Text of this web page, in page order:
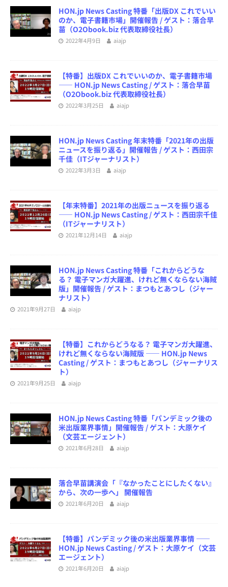
HON.jp News Casting 特番「出版DX これでいい
のか、電子書籍市場」開催報告 / ゲスト：落合早
苗（O2Obook.biz 代表取締役社長）
2022年4月9日 aiajp
【特番】出版DX これでいいのか、電子書籍市場
―― HON.jp News Casting / ゲスト：落合早苗
（O2Obook.biz 代表取締役社長）
2022年3月25日 aiajp
HON.jp News Casting 年末特番「2021年の出版
ニュースを振り返る」開催報告 / ゲスト：西田宗
千佳（ITジャーナリスト）
2022年3月3日 aiajp
【年末特番】2021年の出版ニュースを振り返る
―― HON.jp News Casting / ゲスト：西田宗千佳
（ITジャーナリスト）
2021年12月14日 aiajp
HON.jp News Casting 特番「これからどうな
る？ 電子マンガ大躍進、けれど無くならない海賊
版」開催報告 / ゲスト：まつもとあつし（ジャー
ナリスト）
2021年9月27日 aiajp
【特番】これからどうなる？ 電子マンガ大躍進、
けれど無くならない海賊版 ―― HON.jp News
Casting / ゲスト：まつもとあつし（ジャーナリス
ト）
2021年9月25日 aiajp
HON.jp News Casting 特番「パンデミック後の
米出版業界事情」開催報告 / ゲスト：大原ケイ
（文芸エージェント）
2021年6月28日 aiajp
落合早苗講演会「『なかったことにしたくない』
から、次の一歩へ」 開催報告
2021年6月20日 aiajp
【特番】パンデミック後の米出版業界事情 ――
HON.jp News Casting / ゲスト：大原ケイ（文芸
エージェント）
2021年6月20日 aiajp